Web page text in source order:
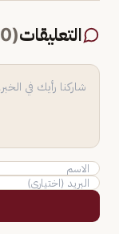
التعليقات(
0